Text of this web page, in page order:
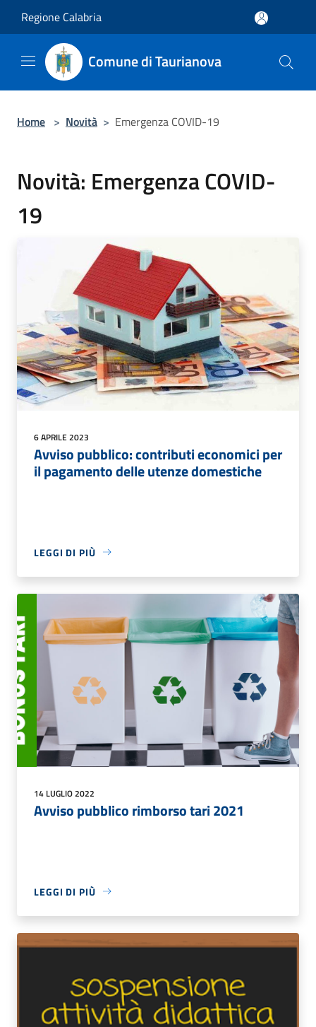
Regione Calabria
Comune di Taurianova
Home > Novità > Emergenza COVID-19
Novità: Emergenza COVID-
19
6 APRILE 2023
Avviso pubblico: contributi economici per
il pagamento delle utenze domestiche
LEGGI DI PIÙ
14 LUGLIO 2022
Avviso pubblico rimborso tari 2021
LEGGI DI PIÙ